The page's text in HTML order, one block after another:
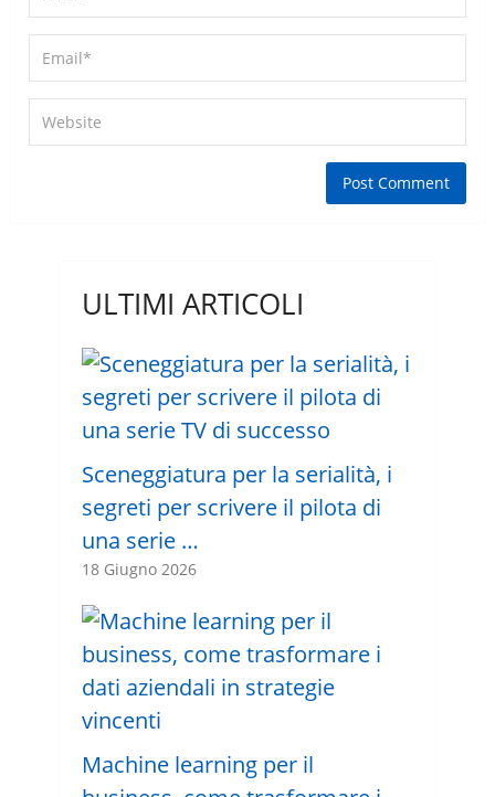
ULTIMI ARTICOLI
Sceneggiatura per la serialità, i
segreti per scrivere il pilota di
una serie …
18 Giugno 2026
Machine learning per il